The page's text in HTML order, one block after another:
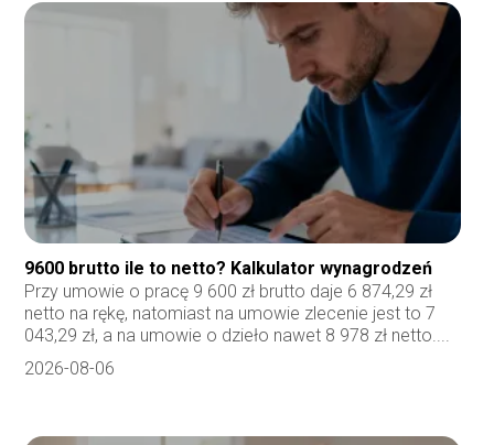
9600 brutto ile to netto? Kalkulator wynagrodzeń
Przy umowie o pracę 9 600 zł brutto daje 6 874,29 zł
netto na rękę, natomiast na umowie zlecenie jest to 7
043,29 zł, a na umowie o dzieło nawet 8 978 zł netto....
2026-08-06